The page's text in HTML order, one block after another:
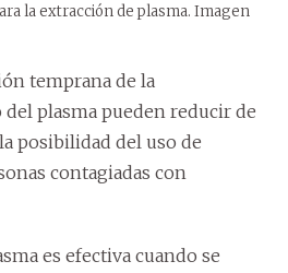
la extracción de plasma. Imagen
temprana de la
plasma pueden reducir de
posibilidad del uso de
contagiadas con
es efectiva cuando se